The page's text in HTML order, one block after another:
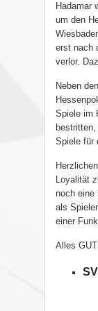
Hadamar
um den
erst nach
verlor.
Neben
Spiele im
Spiele für
Loyalität
noch eine
als
einer
Alles